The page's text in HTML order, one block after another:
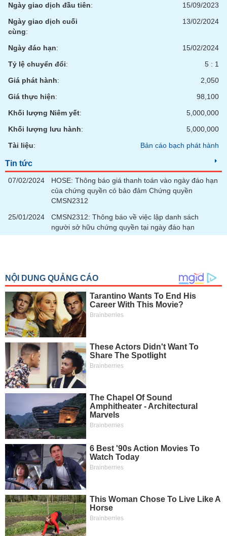
liệu
Tâm
thị
trường
Ngày giao dịch đầu tiên:
15/09/2023
Ngày giao dịch cuối
cùng:
13/02/2024
Ngày đáo hạn:
15/02/2024
Tỷ lệ chuyển đổi:
5 : 1
Giá phát hành:
2,050
Giá thực hiện:
98,100
Khối lượng Niêm yết:
5,000,000
Khối lượng lưu hành:
5,000,000
Tài liệu: Bản cáo bạch phát hành
Tin tức
07/02/2024
HOSE: Thông báo giá thanh toán vào ngày đáo hạn
của chứng quyền có bảo đảm Chứng quyền
CMSN2312
25/01/2024
CMSN2312: Thông báo về việc lập danh sách
người sở hữu chứng quyền tại ngày đáo hạn
DÙNG
KHÔNG
YẾU
DÙNG
YẾU
CHĂM
TÀI
CHÍNH
CÔNG
NGHỆ
THÔNG
DỊCH
VỤ
TRUYỀN
THÔNG
TIỆN